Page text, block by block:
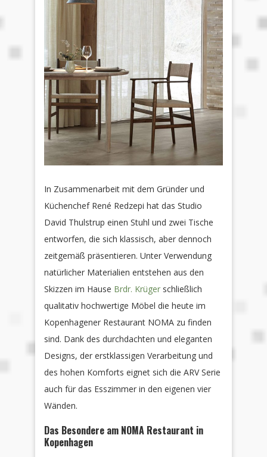
In Zusammenarbeit mit dem Gründer und
Küchenchef René Redzepi hat das Studio
David Thulstrup einen Stuhl und zwei Tische
entworfen, die sich klassisch, aber dennoch
zeitgemäß präsentieren. Unter Verwendung
natürlicher Materialien entstehen aus den
Skizzen im Hause Brdr. Krüger schließlich
qualitativ hochwertige Möbel die heute im
Kopenhagener Restaurant NOMA zu finden
sind. Dank des durchdachten und eleganten
Designs, der erstklassigen Verarbeitung und
des hohen Komforts eignet sich die ARV Serie
auch für das Esszimmer in den eigenen vier
Wänden.
Das Besondere am NOMA Restaurant in
Kopenhagen